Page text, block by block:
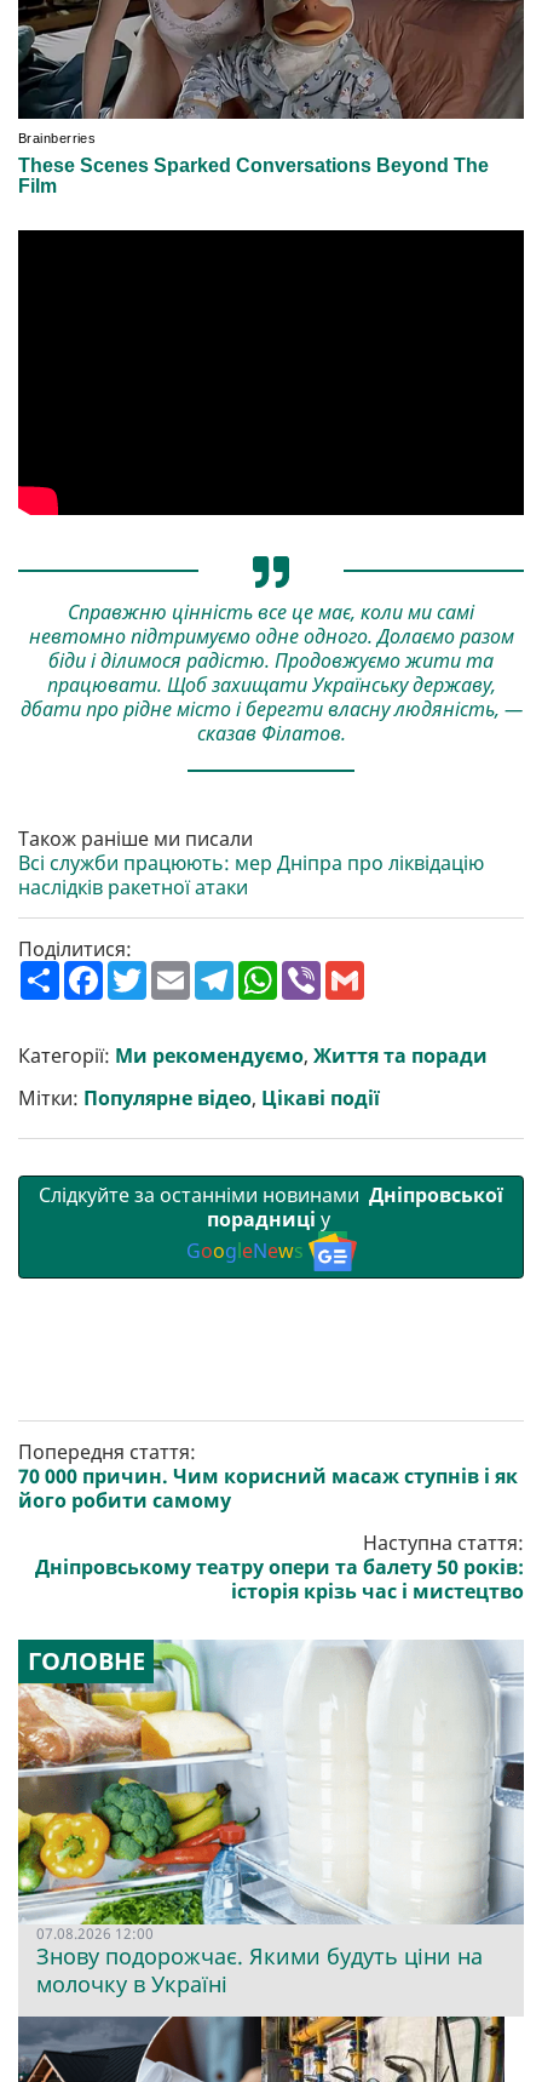
Справжню цінність все це має, коли ми самі
невтомно підтримуємо одне одного. Долаємо разом
біди і ділимося радістю. Продовжуємо жити та
працювати. Щоб захищати Українську державу,
дбати про рідне місто і берегти власну людяність, —
сказав Філатов.
Також раніше ми писали
Всі служби працюють: мер Дніпра про ліквідацію
наслідків ракетної атаки
Поділитися:
П
о
р
и
т
и
F
a
b
o
o
k
T
w
e
r
E
m
l
T
e
g
r
a
m
W
h
s
A
p
p
V
r l
Категорії: Ми рекомендуємо, Життя та поради
Мітки: Популярне відео, Цікаві події
Слідкуйте за останніми новинами Дніпровської
порадниці у
GoogleNews
Попередня стаття:
70 000 причин. Чим корисний масаж ступнів і як
його робити самому
Наступна стаття:
Дніпровському театру опери та балету 50 років:
історія крізь час і мистецтво
ГОЛОВНЕ
07.08.2026 12:00
Знову подорожчає. Якими будуть ціни на
молочку в Україні